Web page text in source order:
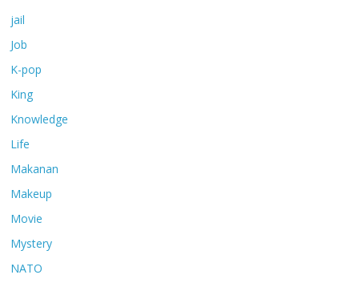
jail
Job
K-pop
King
Knowledge
Life
Makanan
Makeup
Movie
Mystery
NATO